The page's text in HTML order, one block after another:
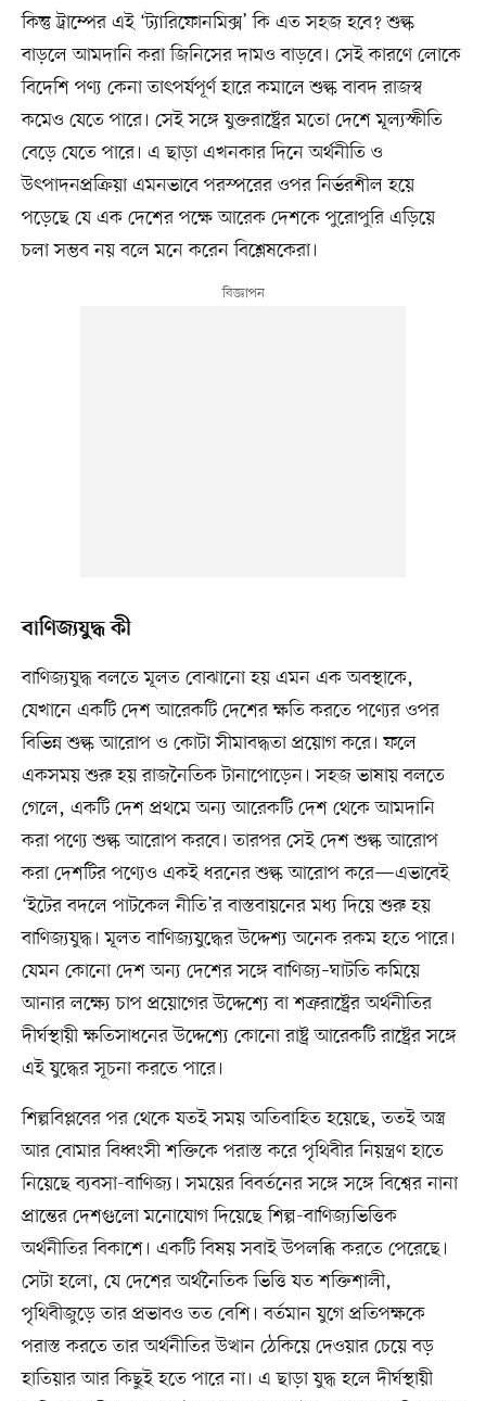
কিন্তু ট্রাম্পের এই ‘ট্যারিফোনমিক্স’ কি এত সহজ হবে? শুল্ক
বাড়লে আমদানি করা জিনিসের দামও বাড়বে। সেই কারণে লোকে
বিদেশি পণ্য কেনা তাৎপর্যপূর্ণ হারে কমালে শুল্ক বাবদ রাজস্ব
কমেও যেতে পারে। সেই সঙ্গে যুক্তরাষ্ট্রের মতো দেশে মূল্যস্ফীতি
বেড়ে যেতে পারে। এ ছাড়া এখনকার দিনে অর্থনীতি ও
উৎপাদনপ্রক্রিয়া এমনভাবে পরস্পরের ওপর নির্ভরশীল হয়ে
পড়েছে যে এক দেশের পক্ষে আরেক দেশকে পুরোপুরি এড়িয়ে
চলা সম্ভব নয় বলে মনে করেন বিশ্লেষকেরা।
বাণিজ্যযুদ্ধ কী
বাণিজ্যযুদ্ধ বলতে মূলত বোঝানো হয় এমন এক অবস্থাকে,
যেখানে একটি দেশ আরেকটি দেশের ক্ষতি করতে পণ্যের ওপর
বিভিন্ন শুল্ক আরোপ ও কোটা সীমাবদ্ধতা প্রয়োগ করে। ফলে
একসময় শুরু হয় রাজনৈতিক টানাপোড়েন। সহজ ভাষায় বলতে
গেলে, একটি দেশ প্রথমে অন্য আরেকটি দেশ থেকে আমদানি
করা পণ্যে শুল্ক আরোপ করবে। তারপর সেই দেশ শুল্ক আরোপ
করা দেশটির পণ্যেও একই ধরনের শুল্ক আরোপ করে—এভাবেই
‘ইটের বদলে পাটকেল নীতি’র বাস্তবায়নের মধ্য দিয়ে শুরু হয়
বাণিজ্যযুদ্ধ। মূলত বাণিজ্যযুদ্ধের উদ্দেশ্য অনেক রকম হতে পারে।
যেমন কোনো দেশ অন্য দেশের সঙ্গে বাণিজ্য–ঘাটতি কমিয়ে
আনার লক্ষ্যে চাপ প্রয়োগের উদ্দেশ্যে বা শত্রুরাষ্ট্রের অর্থনীতির
দীর্ঘস্থায়ী ক্ষতিসাধনের উদ্দেশ্যে কোনো রাষ্ট্র আরেকটি রাষ্ট্রের সঙ্গে
এই যুদ্ধের সূচনা করতে পারে।
শিল্পবিপ্লবের পর থেকে যতই সময় অতিবাহিত হয়েছে, ততই অস্ত্র
আর বোমার বিধ্বংসী শক্তিকে পরাস্ত করে পৃথিবীর নিয়ন্ত্রণ হাতে
নিয়েছে ব্যবসা-বাণিজ্য। সময়ের বিবর্তনের সঙ্গে সঙ্গে বিশ্বের নানা
প্রান্তের দেশগুলো মনোযোগ দিয়েছে শিল্প-বাণিজ্যভিত্তিক
অর্থনীতির বিকাশে। একটি বিষয় সবাই উপলব্ধি করতে পেরেছে।
সেটা হলো, যে দেশের অর্থনৈতিক ভিত্তি যত শক্তিশালী,
পৃথিবীজুড়ে তার প্রভাবও তত বেশি। বর্তমান যুগে প্রতিপক্ষকে
পরাস্ত করতে তার অর্থনীতির উত্থান ঠেকিয়ে দেওয়ার চেয়ে বড়
হাতিয়ার আর কিছুই হতে পারে না। এ ছাড়া যুদ্ধ হলে দীর্ঘস্থায়ী